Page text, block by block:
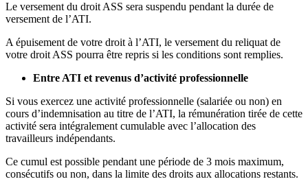
Le versement du droit ASS sera suspendu pendant la durée de
versement de l’ATI.
A épuisement de votre droit à l’ATI, le versement du reliquat de
votre droit ASS pourra être repris si les conditions sont remplies.
Entre ATI et revenus d’activité professionnelle
Si vous exercez une activité professionnelle (salariée ou non) en
cours d’indemnisation au titre de l’ATI, la rémunération tirée de cette
activité sera intégralement cumulable avec l’allocation des
travailleurs indépendants.
Ce cumul est possible pendant une période de 3 mois maximum,
consécutifs ou non, dans la limite des droits aux allocations restants.